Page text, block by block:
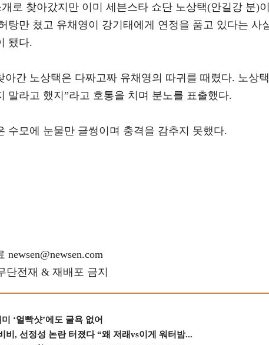
로 찾아갔지만 이미 세븐스타 쇼단 노상택(안길강 분)
탕만 쳤고 유채영이 강기태에게 연정을 품고 있다는 사
됐다.
아간 노상택은 다짜고짜 유채영의 따귀를 때렸다. 노상
말라고 했지”라고 호통을 치며 분노를 표출했다.
수모에 눈물만 글썽이며 충격을 감추지 못했다.
전재 & 재배포 금지
‘얼빡샷’에도 굴욕 없어
, 선정성 논란 터졌다 “왜 저래vs이게 워터밤...